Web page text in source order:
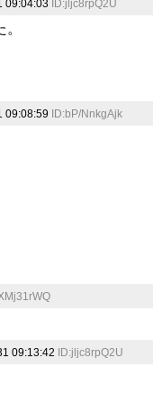
09:04:03 ID:jljc8rpQ2U
09:08:59 ID:bP/NnkgAjk
09:13:42 ID:jljc8rpQ2U